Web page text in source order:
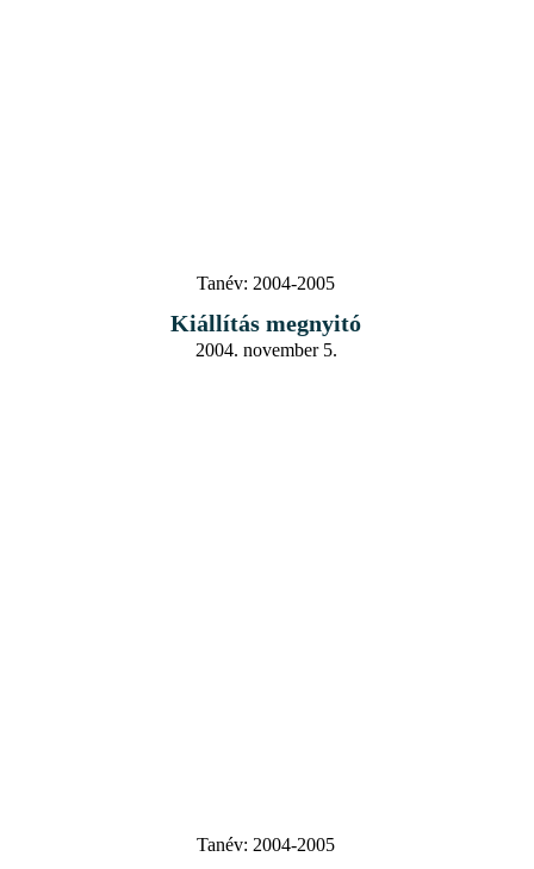
Tanév: 2004-2005
Kiállítás megnyitó
2004. november 5.
Tanév: 2004-2005